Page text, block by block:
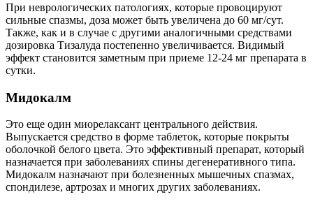
При неврологических патологиях, которые провоцируют
сильные спазмы, доза может быть увеличена до 60 мг/сут.
Также, как и в случае с другими аналогичными средствами
дозировка Тизалуда постепенно увеличивается. Видимый
эффект становится заметным при приеме 12-24 мг препарата в
сутки.
Мидокалм
Это еще один миорелаксант центрального действия.
Выпускается средство в форме таблеток, которые покрыты
оболочкой белого цвета. Это эффективный препарат, который
назначается при заболеваниях спины дегенеративного типа.
Мидокалм назначают при болезненных мышечных спазмах,
спондилезе, артрозах и многих других заболеваниях.